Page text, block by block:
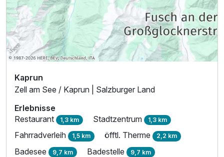
Kaprun
Zell am See / Kaprun | Salzburger Land
Erlebnisse
Restaurant 1,3 km Stadtzentrum 1,3 km
Fahrradverleih 1,5 km öfftl. Therme 2,2 km
Badesee 9,7 km Badestelle 9,7 km